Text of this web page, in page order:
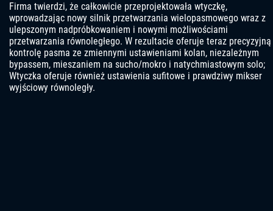
Firma twierdzi, że całkowicie przeprojektowała wtyczkę,
wprowadzając nowy silnik przetwarzania wielopasmowego wraz z
ulepszonym nadpróbkowaniem i nowymi możliwościami
przetwarzania równoległego. W rezultacie oferuje teraz precyzyjną
kontrolę pasma ze zmiennymi ustawieniami kolan, niezależnym
bypassem, mieszaniem na sucho/mokro i natychmiastowym solo;
Wtyczka oferuje również ustawienia sufitowe i prawdziwy mikser
wyjściowy równoległy.